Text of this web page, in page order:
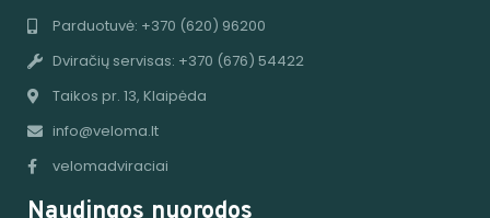
Parduotuvė: +370 (620) 96200
Dviračių servisas: +370 (676) 54422
Taikos pr. 13, Klaipėda
info@veloma.lt
velomadviraciai
Naudingos nuorodos